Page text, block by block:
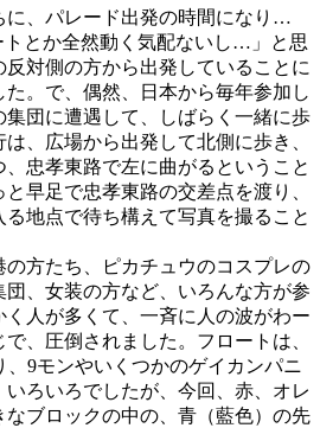
、パレード出発の時間になり…
トとか全然動く気配ないし…」と思
対側の方から出発していることに
。で、偶然、日本から毎年参加し
団に遭遇して、しばらく一緒に歩
、広場から出発して北側に歩き、
忠孝東路で左に曲がるということ
早足で忠孝東路の交差点を渡り、
地点で待ち構えて写真を撮ること
方たち、ピカチュウのコスプレの
、女装の方など、いろんな方が参
人が多くて、一斉に人の波がわー
、圧倒されました。フロートは、
9モンやいくつかのゲイカンパニ
ろいろでしたが、今回、赤、オレ
ブロックの中の、青（藍色）の先